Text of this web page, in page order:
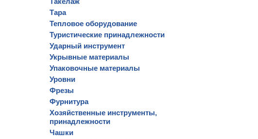
Тара
Тепловое оборудование
Туристические принадлежности
Ударный инструмент
Укрывные материалы
Упаковочные материалы
Уровни
Фрезы
Фурнитура
Хозяйственные инструменты,
принадлежности
Чашки